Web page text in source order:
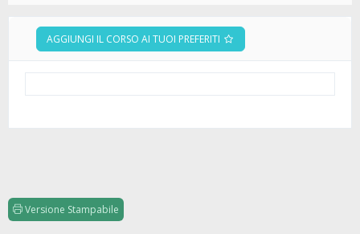
AGGIUNGI IL CORSO AI TUOI PREFERITI
Versione Stampabile